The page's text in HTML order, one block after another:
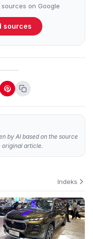
on Google
sources
by AI based on the source
original article.
Indeks